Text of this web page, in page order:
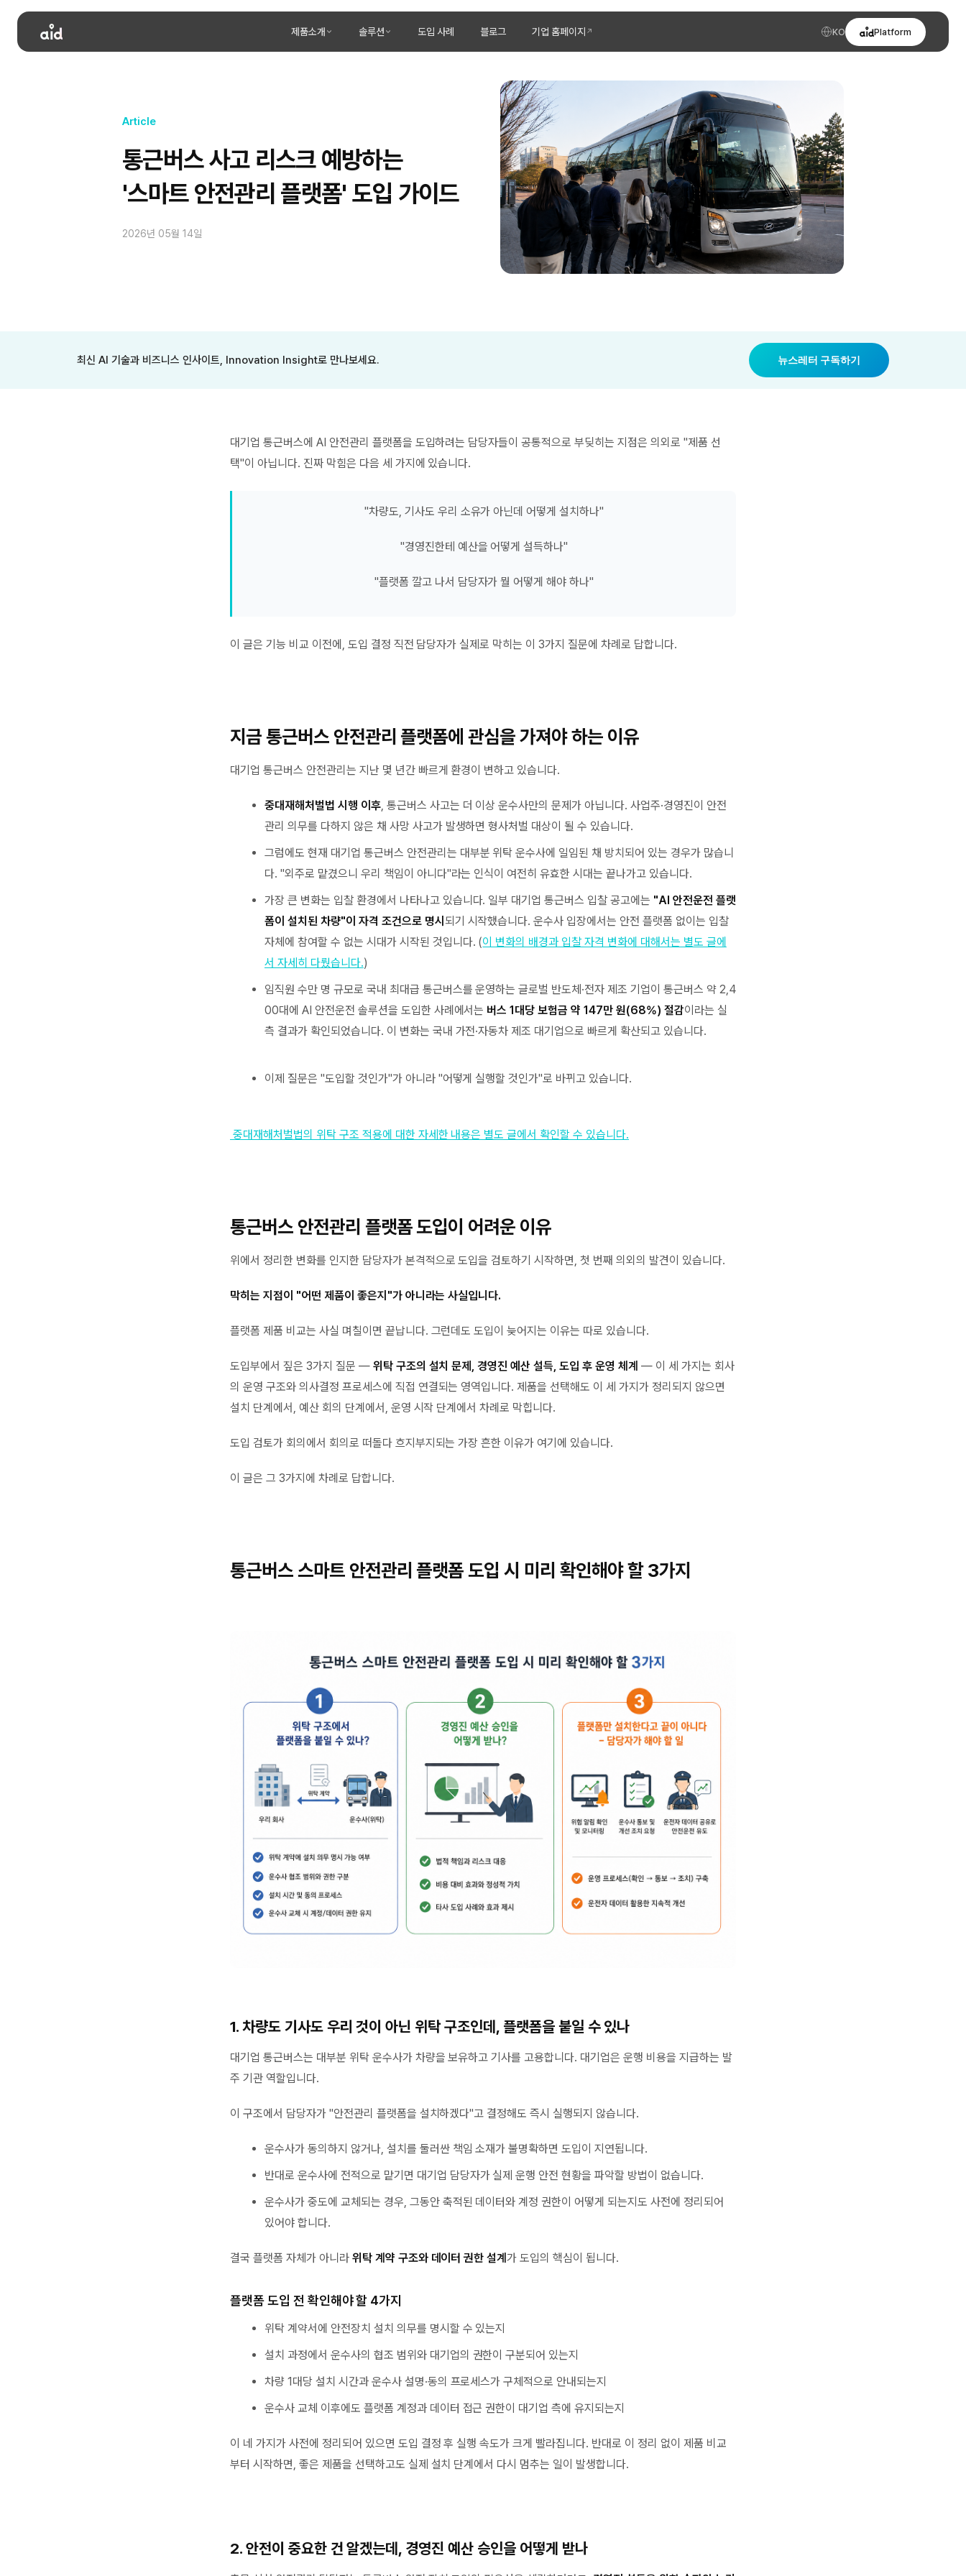
제품소개 솔루션 도입 사례 블로그 기업 홈페이지 KO Platform
Article
통근버스 사고 리스크 예방하는
'스마트 안전관리 플랫폼' 도입 가이드
2026년 05월 14일
최신 AI 기술과 비즈니스 인사이트, Innovation Insight로 만나보세요. 뉴스레터 구독하기
대기업 통근버스에 AI 안전관리 플랫폼을 도입하려는 담당자들이 공통적으로 부딪히는 지점은 의외로 "제품 선
택"이 아닙니다. 진짜 막힘은 다음 세 가지에 있습니다.
"차량도, 기사도 우리 소유가 아닌데 어떻게 설치하나"
"경영진한테 예산을 어떻게 설득하나"
"플랫폼 깔고 나서 담당자가 뭘 어떻게 해야 하나"
이 글은 기능 비교 이전에, 도입 결정 직전 담당자가 실제로 막히는 이 3가지 질문에 차례로 답합니다.
지금 통근버스 안전관리 플랫폼에 관심을 가져야 하는 이유
대기업 통근버스 안전관리는 지난 몇 년간 빠르게 환경이 변하고 있습니다.
중대재해처벌법 시행 이후, 통근버스 사고는 더 이상 운수사만의 문제가 아닙니다. 사업주·경영진이 안전
관리 의무를 다하지 않은 채 사망 사고가 발생하면 형사처벌 대상이 될 수 있습니다.
그럼에도 현재 대기업 통근버스 안전관리는 대부분 위탁 운수사에 일임된 채 방치되어 있는 경우가 많습니
다. "외주로 맡겼으니 우리 책임이 아니다"라는 인식이 여전히 유효한 시대는 끝나가고 있습니다.
가장 큰 변화는 입찰 환경에서 나타나고 있습니다. 일부 대기업 통근버스 입찰 공고에는 "AI 안전운전 플랫
폼이 설치된 차량"이 자격 조건으로 명시 되기 시작했습니다. 운수사 입장에서는 안전 플랫폼 없이는 입찰
자체에 참여할 수 없는 시대가 시작된 것입니다. (이 변화의 배경과 입찰 자격 변화에 대해서는 별도 글에
서 자세히 다뤘습니다.)
임직원 수만 명 규모로 국내 최대급 통근버스를 운영하는 글로벌 반도체·전자 제조 기업이 통근버스 약 2,4
00대에 AI 안전운전 솔루션을 도입한 사례에서는 버스 1대당 보험금 약 147만 원(68%) 절감이라는 실
측 결과가 확인되었습니다. 이 변화는 국내 가전·자동차 제조 대기업으로 빠르게 확산되고 있습니다.
이제 질문은 "도입할 것인가"가 아니라 "어떻게 실행할 것인가"로 바뀌고 있습니다.
중대재해처벌법의 위탁 구조 적용에 대한 자세한 내용은 별도 글에서 확인할 수 있습니다.
통근버스 안전관리 플랫폼 도입이 어려운 이유
위에서 정리한 변화를 인지한 담당자가 본격적으로 도입을 검토하기 시작하면, 첫 번째 의외의 발견이 있습니다.
막히는 지점이 "어떤 제품이 좋은지"가 아니라는 사실입니다.
플랫폼 제품 비교는 사실 며칠이면 끝납니다. 그런데도 도입이 늦어지는 이유는 따로 있습니다.
도입부에서 짚은 3가지 질문 — 위탁 구조의 설치 문제, 경영진 예산 설득, 도입 후 운영 체계 — 이 세 가지는 회사
의 운영 구조와 의사결정 프로세스에 직접 연결되는 영역입니다. 제품을 선택해도 이 세 가지가 정리되지 않으면
설치 단계에서, 예산 회의 단계에서, 운영 시작 단계에서 차례로 막힙니다.
도입 검토가 회의에서 회의로 떠돌다 흐지부지되는 가장 흔한 이유가 여기에 있습니다.
이 글은 그 3가지에 차례로 답합니다.
통근버스 스마트 안전관리 플랫폼 도입 시 미리 확인해야 할 3가지
1. 차량도 기사도 우리 것이 아닌 위탁 구조인데, 플랫폼을 붙일 수 있나
대기업 통근버스는 대부분 위탁 운수사가 차량을 보유하고 기사를 고용합니다. 대기업은 운행 비용을 지급하는 발
주 기관 역할입니다.
이 구조에서 담당자가 "안전관리 플랫폼을 설치하겠다"고 결정해도 즉시 실행되지 않습니다.
운수사가 동의하지 않거나, 설치를 둘러싼 책임 소재가 불명확하면 도입이 지연됩니다.
반대로 운수사에 전적으로 맡기면 대기업 담당자가 실제 운행 안전 현황을 파악할 방법이 없습니다.
운수사가 중도에 교체되는 경우, 그동안 축적된 데이터와 계정 권한이 어떻게 되는지도 사전에 정리되어
있어야 합니다.
결국 플랫폼 자체가 아니라 위탁 계약 구조와 데이터 권한 설계가 도입의 핵심이 됩니다.
플랫폼 도입 전 확인해야 할 4가지
위탁 계약서에 안전장치 설치 의무를 명시할 수 있는지
설치 과정에서 운수사의 협조 범위와 대기업의 권한이 구분되어 있는지
차량 1대당 설치 시간과 운수사 설명·동의 프로세스가 구체적으로 안내되는지
운수사 교체 이후에도 플랫폼 계정과 데이터 접근 권한이 대기업 측에 유지되는지
이 네 가지가 사전에 정리되어 있으면 도입 결정 후 실행 속도가 크게 빨라집니다. 반대로 이 정리 없이 제품 비교
부터 시작하면, 좋은 제품을 선택하고도 실제 설치 단계에서 다시 멈추는 일이 발생합니다.
2. 안전이 중요한 건 알겠는데, 경영진 예산 승인을 어떻게 받나